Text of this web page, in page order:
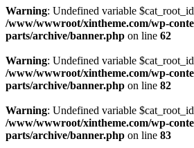
Warning: Undefined variable
/www/wwwroot/xintheme.com/wp-
parts/archive/banner.php on line 62
Warning: Undefined variable
/www/wwwroot/xintheme.com/wp-
parts/archive/banner.php on line 82
Warning: Undefined variable
/www/wwwroot/xintheme.com/wp-
parts/archive/banner.php on line 83